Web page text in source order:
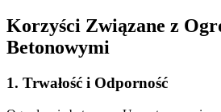
Korzyści Związane z
Betonowymi
1. Trwałość i Odporność